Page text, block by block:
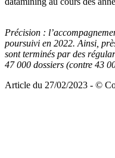
Précision :
poursuivi en 2022. Ainsi,
sont terminés par des
47 000 dossiers (contre 43
Article du 27/02/2023 - ©